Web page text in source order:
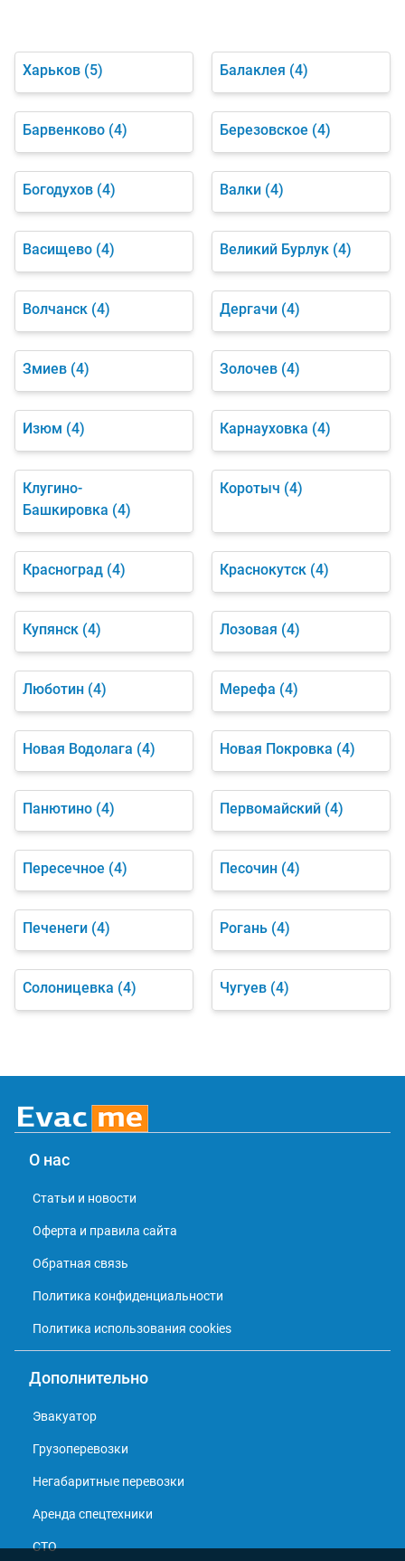
Харьков (5) Балаклея (4)
Барвенково (4) Березовское (4)
Богодухов (4) Валки (4)
Васищево (4) Великий Бурлук (4)
Волчанск (4) Дергачи (4)
Змиев (4) Золочев (4)
Изюм (4) Карнауховка (4)
Клугино-
Башкировка (4)
Коротыч (4)
Красноград (4) Краснокутск (4)
Купянск (4) Лозовая (4)
Люботин (4) Мерефа (4)
Новая Водолага (4) Новая Покровка (4)
Панютино (4) Первомайский (4)
Пересечное (4) Песочин (4)
Печенеги (4) Рогань (4)
Солоницевка (4) Чугуев (4)
О нас
Статьи и новости
Оферта и правила сайта
Обратная связь
Политика конфиденциальности
Политика использования cookies
Дополнительно
Эвакуатор
Грузоперевозки
Негабаритные перевозки
Аренда спецтехники
СТО